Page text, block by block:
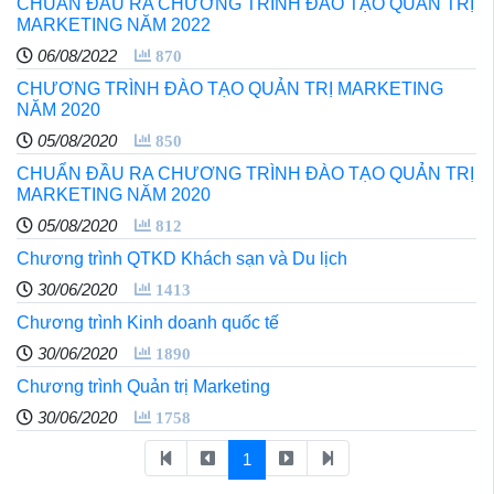
MARKETING NĂM 2022
06/08/2022
870
CHƯƠNG TRÌNH ĐÀO TẠO QUẢN TRỊ MARKETING
NĂM 2020
05/08/2020
850
CHUẨN ĐẦU RA CHƯƠNG TRÌNH ĐÀO TẠO QUẢN TRỊ
MARKETING NĂM 2020
05/08/2020
812
Chương trình QTKD Khách sạn và Du lịch
30/06/2020
1413
Chương trình Kinh doanh quốc tế
30/06/2020
1890
Chương trình Quản trị Marketing
30/06/2020
1758
1